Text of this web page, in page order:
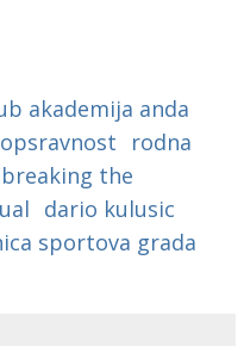
akademija anda
rodna
the
dario kulusic
sportova grada